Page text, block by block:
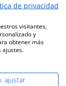
el estufa
de privacidad
visitantes,
y
obtener más
ajustes.
ajustar